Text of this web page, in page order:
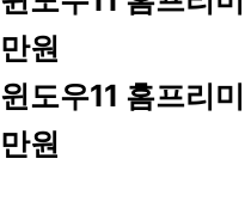
만원
윈도우11 홈프리
만원